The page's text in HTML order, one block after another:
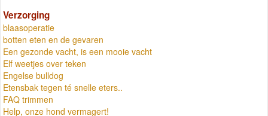
Verzorging
blaasoperatie
botten eten en de gevaren
Een gezonde vacht, is een mooie vacht
Elf weetjes over teken
Engelse bulldog
Etensbak tegen té snelle eters..
FAQ trimmen
Help, onze hond vermagert!